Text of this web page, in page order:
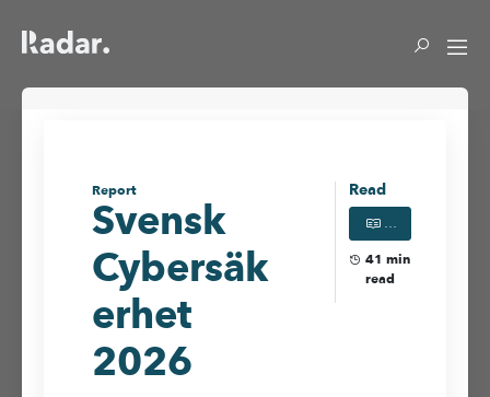
Report
Svensk
Cybersäk
erhet
2026
Read
RADAR -
41 min
read